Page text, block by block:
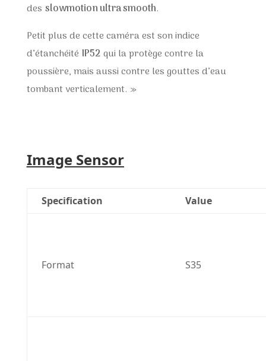
des slowmotion ultra smooth.
Petit plus de cette caméra est son indice
d’étanchéité IP52qui la protège contre la
poussière, mais aussi contre les gouttes d’eau
tombant verticalement. »
Image Sensor
Specification Value
Format S35